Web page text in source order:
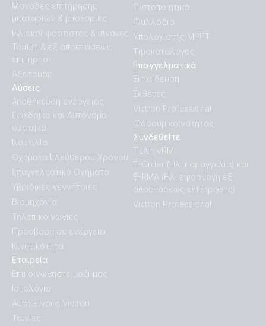
Μονάδες επιτήρησης
μπαταριών & μπαταρίες
Ηλιακοί φορτιστές & πίνακες
Τοπική & εξ αποστάσεως
επιτήρηση
Αξεσουάρ
Λύσεις
Αποθήκευση ενέργειας
Εφεδρικό και Αυτόνομο
σύστημα
Ναυτιλία
Οχήματα Ελεύθερου Χρόνου
Επαγγελματικά Οχήματα
Υβριδικές γεννήτριες
Βιομηχανία
Τηλεπικοινωνίες
Πρόσβαση σε ενέργεια
Κινητικότητα
Εταιρεία
Επικοινωνήστε μαζί μας
Ιστολόγιο
Αυτή είναι η Victron
Ταινίες
Πιστοποιητικά
Φυλλάδια
Υπολογιστής MPPT
Τιμοκατάλογος
Επαγγελματικά
Εκπαίδευση
Εκθέτες
Victron Professional
Φόρουμ κοινότητας
Συνδεθείτε
Πύλη VRM
E-Order (Ηλ. παραγγελία) και
E-RMA (Ηλ. εφαρμογή εξ
αποστάσεως επιτήρησης)
Victron Professional